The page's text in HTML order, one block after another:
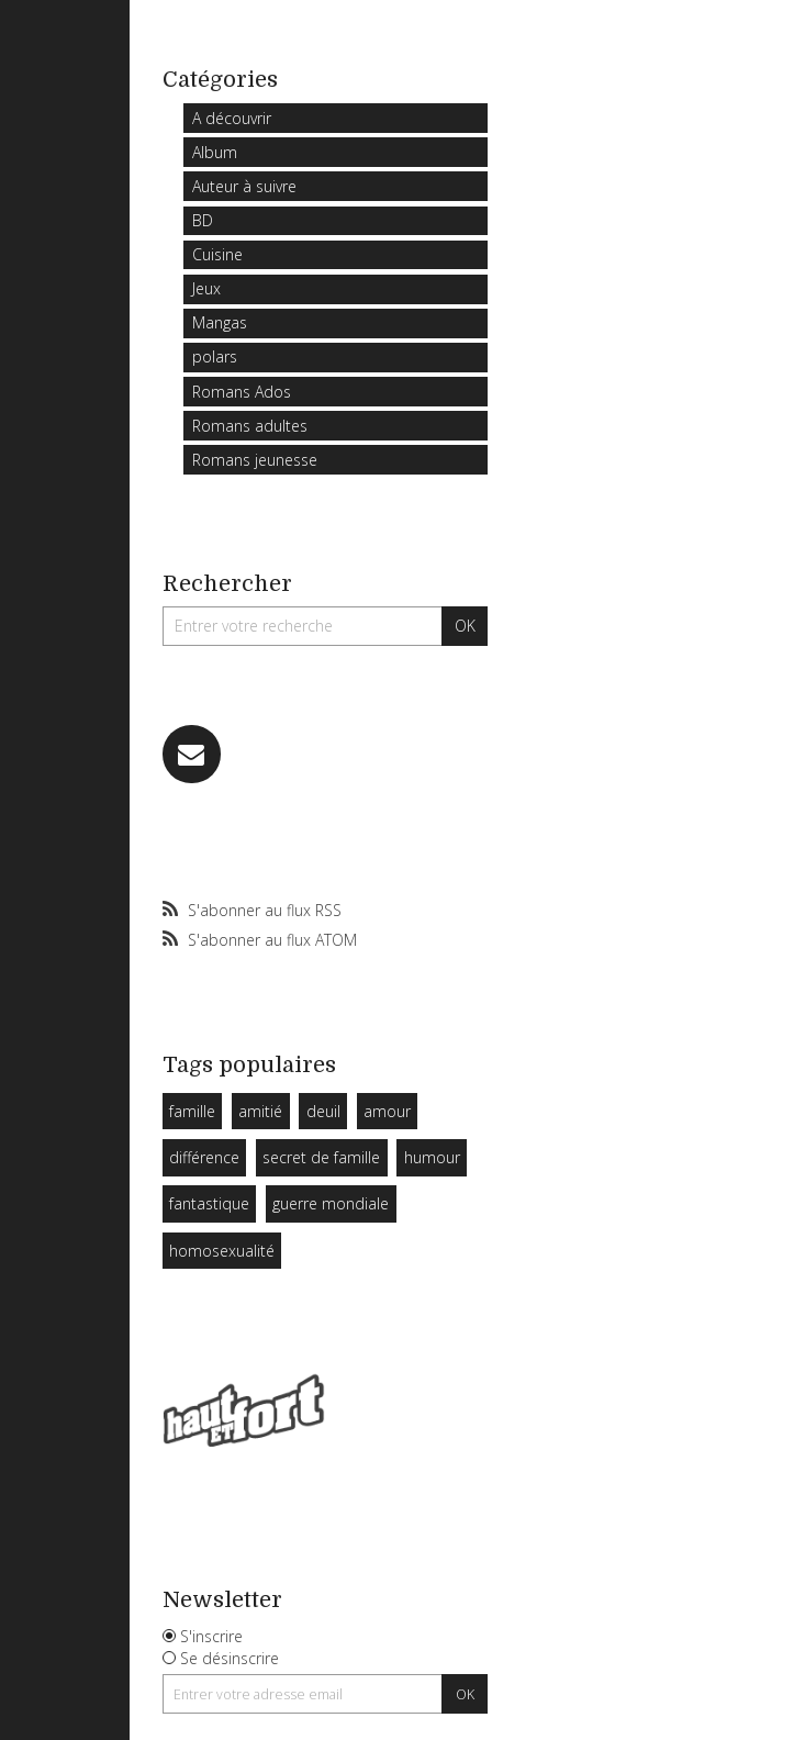
Catégories
A découvrir
Album
Auteur à suivre
BD
Cuisine
Jeux
Mangas
polars
Romans Ados
Romans adultes
Romans jeunesse
Rechercher
S'abonner au flux RSS
S'abonner au flux ATOM
Tags populaires
famille amitié deuil amour
différence secret de famille humour
fantastique guerre mondiale
homosexualité
Newsletter
S'inscrire
Se désinscrire